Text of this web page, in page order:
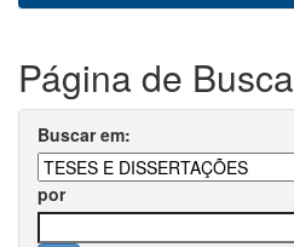
Página de Busca
Buscar em:
por